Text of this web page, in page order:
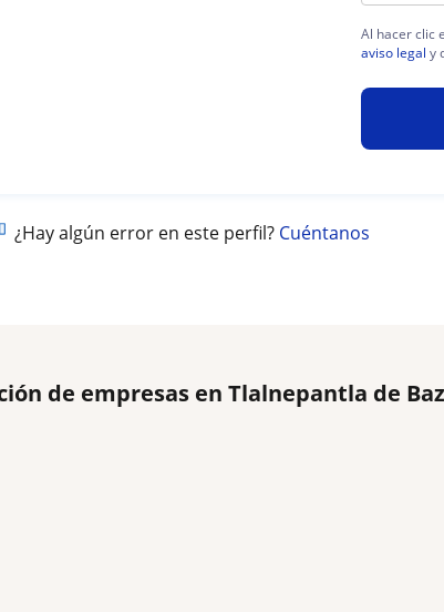
Al hacer clic
aviso legal y
¿Hay algún error en este perfil? Cuéntanos
de empresas en Tlalnepantla de